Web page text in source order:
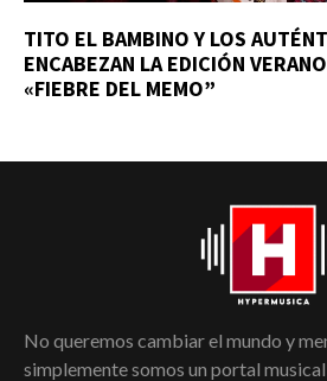
TITO EL BAMBINO Y LOS
ENCABEZAN LA EDICIÓN
«FIEBRE DEL MEMO”
No queremos cambiar el mundo y
simplemente somos un portal